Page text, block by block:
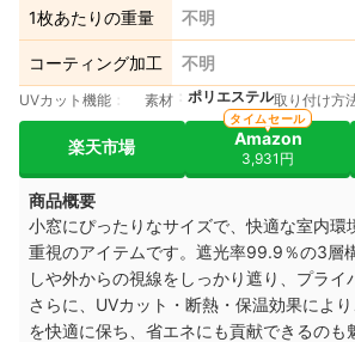
1枚あたりの重量 不明
コーティング加工 不明
UVカット機能 素材 ポリエステル取り付け方
楽天市場 Amazon
3,931円
タイムセール
商品概要
小窓にぴったりなサイズで、快適な室内環
重視のアイテムです。遮光率99.9％の3層
しや外からの視線をしっかり遮り、プライ
さらに、UVカット・断熱・保温効果によ
を快適に保ち、省エネにも貢献できるのも